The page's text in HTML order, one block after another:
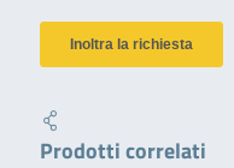
Prodotti correlati